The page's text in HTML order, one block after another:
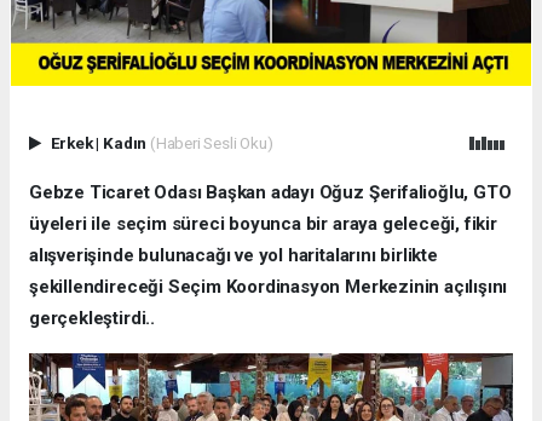
Erkek| Kadın (Haberi Sesli Oku)
Gebze Ticaret Odası Başkan adayı Oğuz Şerifalioğlu, GTO
üyeleri ile seçim süreci boyunca bir araya geleceği, fikir
alışverişinde bulunacağı ve yol haritalarını birlikte
şekillendireceği Seçim Koordinasyon Merkezinin açılışını
gerçekleştirdi..